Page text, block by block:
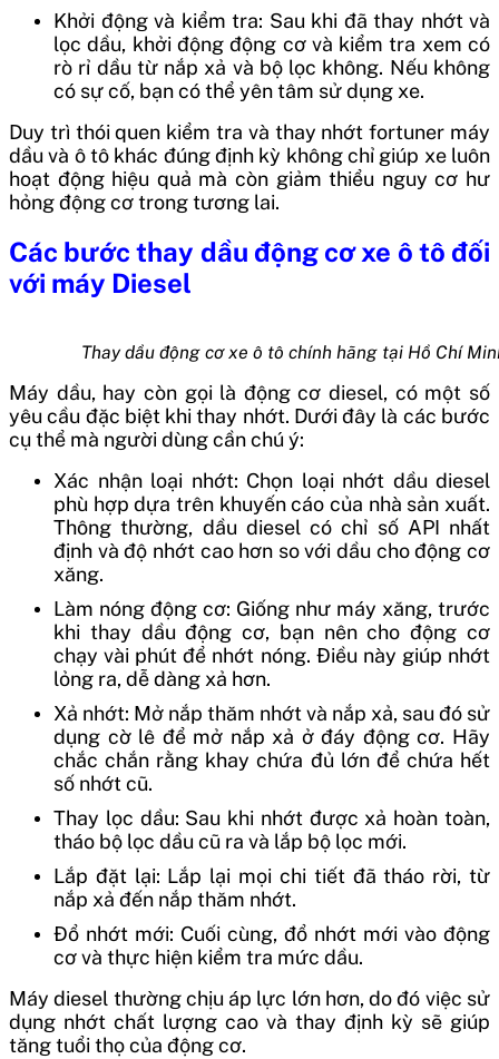
Khởi động và kiểm tra: Sau khi đã thay nhớt và
lọc dầu, khởi động động cơ và kiểm tra xem có
rò rỉ dầu từ nắp xả và bộ lọc không. Nếu không
có sự cố, bạn có thể yên tâm sử dụng xe.
Duy trì thói quen kiểm tra và thay nhớt fortuner máy
dầu và ô tô khác đúng định kỳ không chỉ giúp xe luôn
hoạt động hiệu quả mà còn giảm thiểu nguy cơ hư
hỏng động cơ trong tương lai.
Các bước thay dầu động cơ xe ô tô đối
với máy Diesel
Thay dầu động cơ xe ô tô chính hãng tại Hồ Chí
Máy dầu, hay còn gọi là động cơ diesel, có một số
yêu cầu đặc biệt khi thay nhớt. Dưới đây là các bước
cụ thể mà người dùng cần chú ý:
Xác nhận loại nhớt: Chọn loại nhớt dầu diesel
phù hợp dựa trên khuyến cáo của nhà sản xuất.
Thông thường, dầu diesel có chỉ số API nhất
định và độ nhớt cao hơn so với dầu cho động cơ
xăng.
Làm nóng động cơ: Giống như máy xăng, trước
khi thay dầu động cơ, bạn nên cho động cơ
chạy vài phút để nhớt nóng. Điều này giúp nhớt
lỏng ra, dễ dàng xả hơn.
Xả nhớt: Mở nắp thăm nhớt và nắp xả, sau đó sử
dụng cờ lê để mở nắp xả ở đáy động cơ. Hãy
chắc chắn rằng khay chứa đủ lớn để chứa hết
số nhớt cũ.
Thay lọc dầu: Sau khi nhớt được xả hoàn toàn,
tháo bộ lọc dầu cũ ra và lắp bộ lọc mới.
Lắp đặt lại: Lắp lại mọi chi tiết đã tháo rời, từ
nắp xả đến nắp thăm nhớt.
Đổ nhớt mới: Cuối cùng, đổ nhớt mới vào động
cơ và thực hiện kiểm tra mức dầu.
Máy diesel thường chịu áp lực lớn hơn, do đó việc sử
dụng nhớt chất lượng cao và thay định kỳ sẽ giúp
tăng tuổi thọ của động cơ.